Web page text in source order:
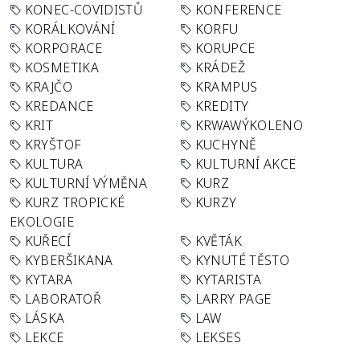
KONEC-COVIDISTŮ
KONFERENCE
KORÁLKOVÁNÍ
KORFU
KORPORACE
KORUPCE
KOSMETIKA
KRÁDEŽ
KRAJČO
KRAMPUS
KREDANCE
KREDITY
KRIT
KRWAWÝKOLENO
KRYŠTOF
KUCHYNĚ
KULTURA
KULTURNÍ AKCE
KULTURNÍ VÝMĚNA
KURZ
KURZ TROPICKÉ
EKOLOGIE
KURZY
KUŘECÍ
KVĚTÁK
KYBERŠIKANA
KYNUTÉ TĚSTO
KYTARA
KYTARISTA
LABORATOŘ
LARRY PAGE
LÁSKA
LAW
LEKCE
LEKSES